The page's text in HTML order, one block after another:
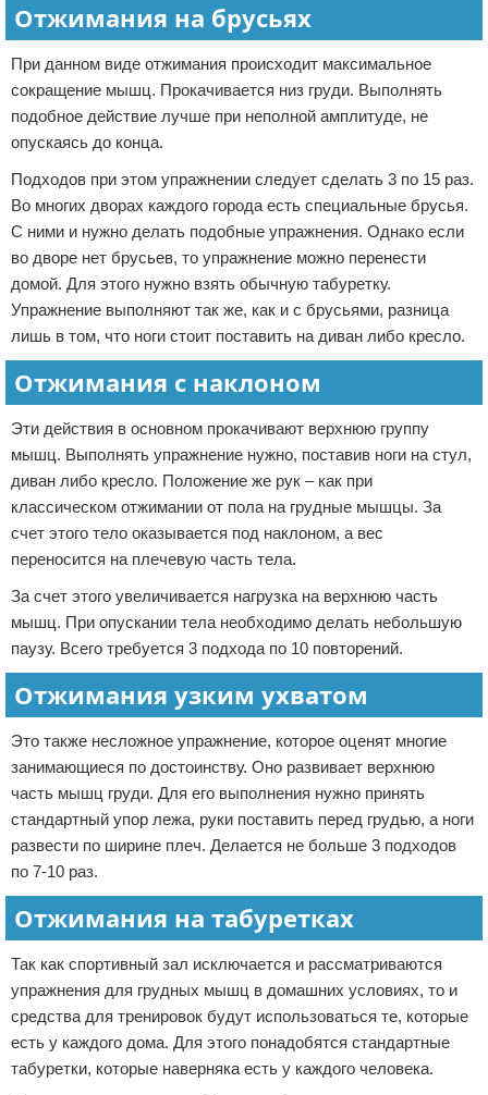
Отжимания на брусьях
При данном виде отжимания происходит максимальное
сокращение мышц. Прокачивается низ груди. Выполнять
подобное действие лучше при неполной амплитуде, не
опускаясь до конца.
Подходов при этом упражнении следует сделать 3 по 15 раз.
Во многих дворах каждого города есть специальные брусья.
С ними и нужно делать подобные упражнения. Однако если
во дворе нет брусьев, то упражнение можно перенести
домой. Для этого нужно взять обычную табуретку.
Упражнение выполняют так же, как и с брусьями, разница
лишь в том, что ноги стоит поставить на диван либо кресло.
Отжимания с наклоном
Эти действия в основном прокачивают верхнюю группу
мышц. Выполнять упражнение нужно, поставив ноги на стул,
диван либо кресло. Положение же рук – как при
классическом отжимании от пола на грудные мышцы. За
счет этого тело оказывается под наклоном, а вес
переносится на плечевую часть тела.
За счет этого увеличивается нагрузка на верхнюю часть
мышц. При опускании тела необходимо делать небольшую
паузу. Всего требуется 3 подхода по 10 повторений.
Отжимания узким ухватом
Это также несложное упражнение, которое оценят многие
занимающиеся по достоинству. Оно развивает верхнюю
часть мышц груди. Для его выполнения нужно принять
стандартный упор лежа, руки поставить перед грудью, а ноги
развести по ширине плеч. Делается не больше 3 подходов
по 7-10 раз.
Отжимания на табуретках
Так как спортивный зал исключается и рассматриваются
упражнения для грудных мышц в домашних условиях, то и
средства для тренировок будут использоваться те, которые
есть у каждого дома. Для этого понадобятся стандартные
табуретки, которые наверняка есть у каждого человека.